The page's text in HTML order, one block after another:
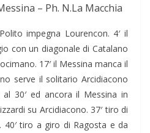
– Ph. N.La Macchia
impegna Lourencon. 4′ il
con un diagonale di Catalano
17′ il Messina manca il
serve il solitario Arcidiacono
30′ ed ancora il Messina in
su Arcidiacono. 37′ tiro di
40′ tiro a giro di Ragosta e da